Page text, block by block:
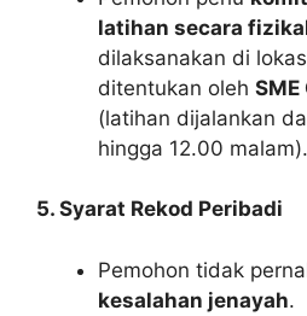
latihan secara
dilaksanakan di
ditentukan oleh
(latihan dijalankan
hingga 12.00 malam).
5. Syarat Rekod Peribadi
Pemohon tidak
kesalahan jenayah.